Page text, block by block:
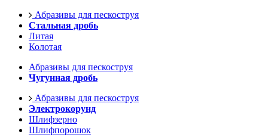
Абразивы для пескоструя
Стальная дробь
Литая
Колотая
Абразивы для пескоструя
Чугунная дробь
Абразивы для пескоструя
Электрокорунд
Шлифзерно
Шлифпорошок